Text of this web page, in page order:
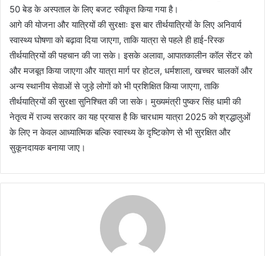
50 बेड के अस्पताल के लिए बजट स्वीकृत किया गया है।
आगे की योजना और यात्रियों की सुरक्षाः इस बार तीर्थयात्रियों के लिए अनिवार्य
स्वास्थ्य घोषणा को बढ़ावा दिया जाएगा, ताकि यात्रा से पहले ही हाई-रिस्क
तीर्थयात्रियों की पहचान की जा सके। इसके अलावा, आपातकालीन कॉल सेंटर को
और मजबूत किया जाएगा और यात्रा मार्ग पर होटल, धर्मशाला, खच्चर चालकों और
अन्य स्थानीय सेवाओं से जुड़े लोगों को भी प्रशिक्षित किया जाएगा, ताकि
तीर्थयात्रियों की सुरक्षा सुनिश्चित की जा सके। मुख्यमंत्री पुष्कर सिंह धामी की
नेतृत्व में राज्य सरकार का यह प्रयास है कि चारधाम यात्रा 2025 को श्रद्धालुओं
के लिए न केवल आध्यात्मिक बल्कि स्वास्थ्य के दृष्टिकोण से भी सुरक्षित और
सुकूनदायक बनाया जाए।